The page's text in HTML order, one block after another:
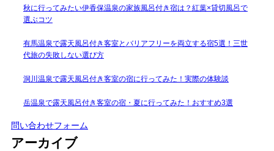
秋に行ってみたい伊香保温泉の家族風呂付き宿は？紅葉×貸切風呂で
選ぶコツ
有馬温泉で露天風呂付き客室とバリアフリーを両立する宿5選！三世
代旅の失敗しない選び方
洞川温泉で露天風呂付き客室の宿に行ってみた！実際の体験談
岳温泉で露天風呂付き客室の宿・夏に行ってみた！おすすめ3選
問い合わせフォーム
アーカイブ